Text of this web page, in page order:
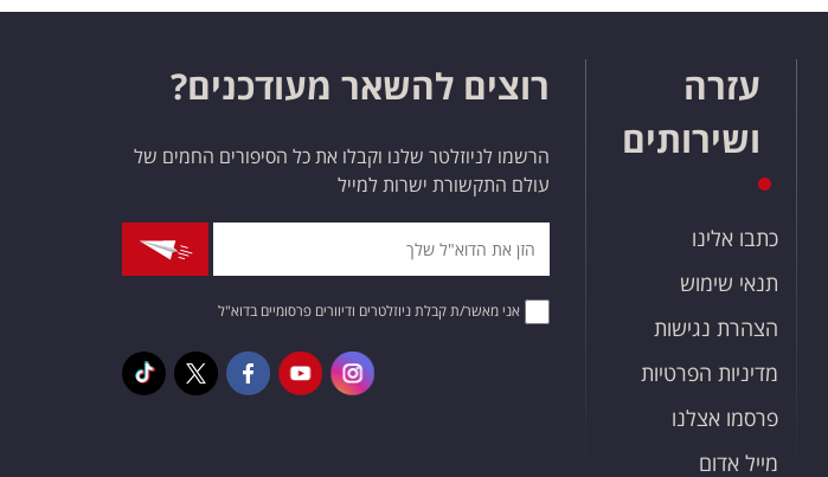
עזרה
ושירותים
כתבו אלינו
תנאי שימוש
הצהרת נגישות
מדיניות הפרטיות
פרסמו אצלנו
מייל אדום
רוצים להשאר מעודכנים?
הרשמו לניוזלטר שלנו וקבלו את כל הסיפורים החמים של
עולם התקשורת ישרות למייל
אני מאשר/ת קבלת ניוזלטרים ודיוורים פרסומיים בדוא"ל